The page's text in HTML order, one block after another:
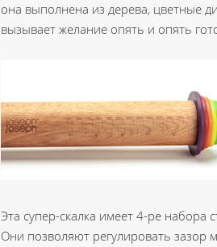
она выполнена из дерева, цветные
вызывает желание опять и опять
Эта супер-скалка имеет 4-ре
Они позволяют регулировать зазор